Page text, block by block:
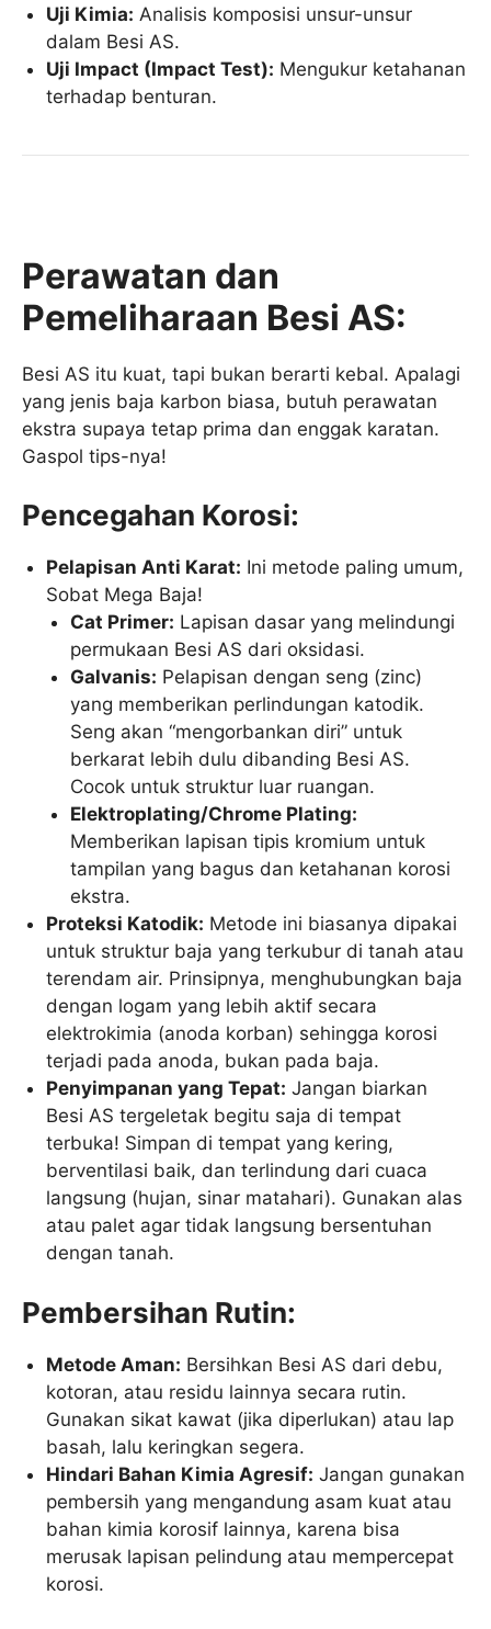
Uji Kimia: Analisis komposisi unsur-unsur
dalam Besi AS.
Uji Impact (Impact Test): Mengukur ketahanan
terhadap benturan.
Perawatan dan
Pemeliharaan Besi AS:
Besi AS itu kuat, tapi bukan berarti kebal. Apalagi
yang jenis baja karbon biasa, butuh perawatan
ekstra supaya tetap prima dan enggak karatan.
Gaspol tips-nya!
Pencegahan Korosi:
Pelapisan Anti Karat: Ini metode paling umum,
Sobat Mega Baja!
Cat Primer: Lapisan dasar yang melindungi
permukaan Besi AS dari oksidasi.
Galvanis: Pelapisan dengan seng (zinc)
yang memberikan perlindungan katodik.
Seng akan “mengorbankan diri” untuk
berkarat lebih dulu dibanding Besi AS.
Cocok untuk struktur luar ruangan.
Elektroplating/Chrome Plating:
Memberikan lapisan tipis kromium untuk
tampilan yang bagus dan ketahanan korosi
ekstra.
Proteksi Katodik: Metode ini biasanya dipakai
untuk struktur baja yang terkubur di tanah atau
terendam air. Prinsipnya, menghubungkan baja
dengan logam yang lebih aktif secara
elektrokimia (anoda korban) sehingga korosi
terjadi pada anoda, bukan pada baja.
Penyimpanan yang Tepat: Jangan biarkan
Besi AS tergeletak begitu saja di tempat
terbuka! Simpan di tempat yang kering,
berventilasi baik, dan terlindung dari cuaca
langsung (hujan, sinar matahari). Gunakan alas
atau palet agar tidak langsung bersentuhan
dengan tanah.
Pembersihan Rutin:
Metode Aman: Bersihkan Besi AS dari debu,
kotoran, atau residu lainnya secara rutin.
Gunakan sikat kawat (jika diperlukan) atau lap
basah, lalu keringkan segera.
Hindari Bahan Kimia Agresif: Jangan gunakan
pembersih yang mengandung asam kuat atau
bahan kimia korosif lainnya, karena bisa
merusak lapisan pelindung atau mempercepat
korosi.